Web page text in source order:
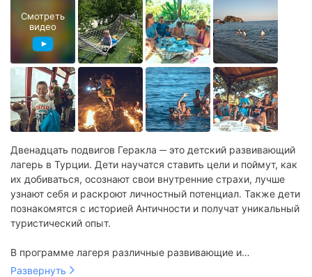
Двенадцать подвигов Геракла ─ это детский развивающий
лагерь в Турции. Дети научатся ставить цели и поймут, как
их добиваться, осознают свои внутренние страхи, лучше
узнают себя и раскроют личностный потенциал. Также дети
познакомятся с историей Античности и получат уникальный
туристический опыт.
В программе лагеря различные развивающие и
познавательные мероприятия. Проводятся тренинги по
Развернуть
Смотреть
видео